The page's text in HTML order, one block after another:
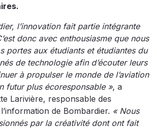
l’innovation fait partie intégrante
donc avec enthousiasme que nous
portes aux étudiants et étudiantes du
de technologie afin d’écouter leurs
à propulser le monde de l’aviation
futur plus écoresponsable », a
Larivière, responsable des
de Bombardier. « Nous
par la créativité dont ont fait